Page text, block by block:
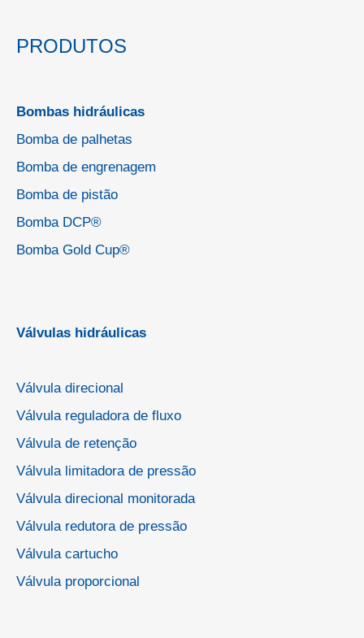
PRODUTOS
Bombas hidráulicas
Bomba de palhetas
Bomba de engrenagem
Bomba de pistão
Bomba DCP®
Bomba Gold Cup®
Válvulas hidráulicas
Válvula direcional
Válvula reguladora de fluxo
Válvula de retenção
Válvula limitadora de pressão
Válvula direcional monitorada
Válvula redutora de pressão
Válvula cartucho
Válvula proporcional